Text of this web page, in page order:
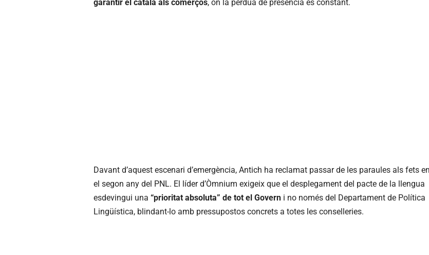
garantir el català als comerços, on la pèrdua de presència és constant.
Davant d’aquest escenari d’emergència, Antich ha reclamat passar de les paraules als fets en
el segon any del PNL. El líder d’Òmnium exigeix que el desplegament del pacte de la llengua
esdevingui una “prioritat absoluta” de tot el Govern i no només del Departament de Política
Lingüística, blindant-lo amb pressupostos concrets a totes les conselleries.